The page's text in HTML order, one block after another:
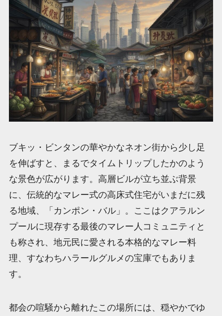
ブキッ・ビンタンの華やかなネオン街から少し足
を伸ばすと、まるでタイムトリップしたかのよう
な景色が広がります。高層ビルが立ち並ぶ背景
に、伝統的なマレー式の高床式住宅がいまだに残
る地域、「カンポン・バル」。ここはクアラルン
プールに現存する最後のマレー人コミュニティと
も称され、地元民に愛される本格的なマレー料
理、すなわちハラールグルメの宝庫でもありま
す。
都会の喧騒から離れたこの場所には、穏やかでゆ